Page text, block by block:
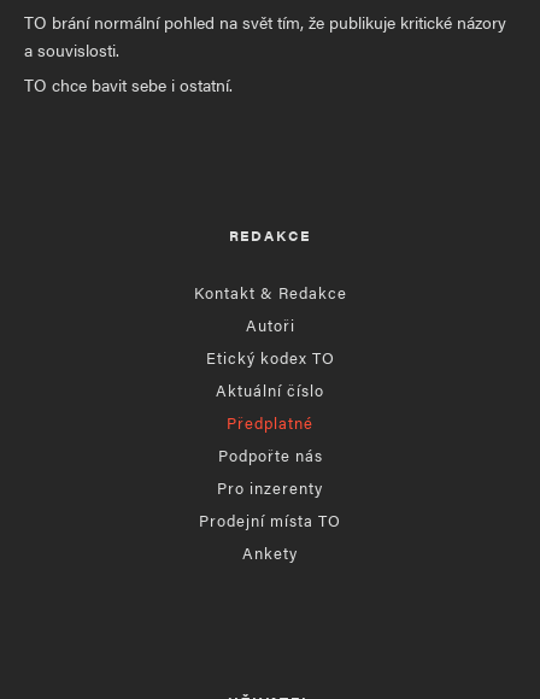
TO brání normální pohled na svět tím, že publikuje kritické názory
a souvislosti.
TO chce bavit sebe i ostatní.
REDAKCE
Kontakt & Redakce
Autoři
Etický kodex TO
Aktuální číslo
Předplatné
Podpořte nás
Pro inzerenty
Prodejní místa TO
Ankety